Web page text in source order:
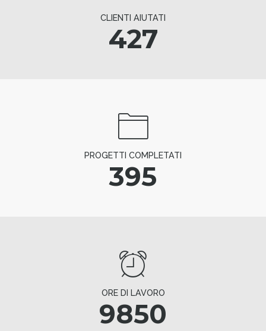
CLIENTI AIUTATI
427
PROGETTI COMPLETATI
395
ORE DI LAVORO
9850